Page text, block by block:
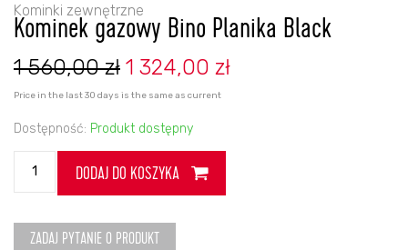
Kominki zewnętrzne
Kominek gazowy Bino Planika Black
1 560,00zł Pierwotna
cena
wynosiła:
560,00 zł.
1 324,00 złAktualna
Price in the last 30 days is the same as current
Dostępność: Produkt dostępny
Kominek
gazowy
Bino
Planika
DODAJ DO KOSZYKA
ZADAJ PYTANIE O PRODUKT